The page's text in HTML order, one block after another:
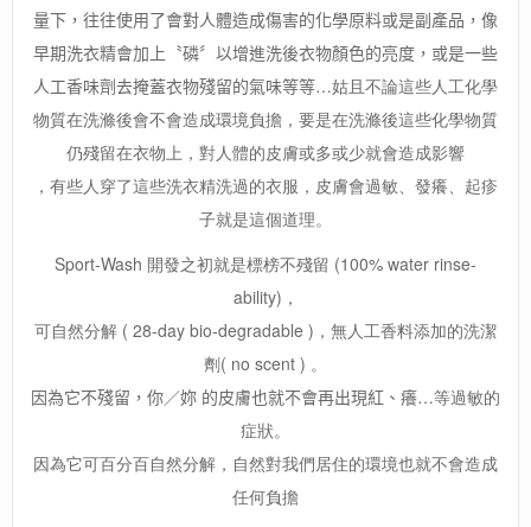
量下，往往使用了會對人體造成傷害的化學原料或是副產品，像
早期洗衣精會加上〝磷〞以增進洗後衣物顏色的亮度，或是一些
人工香味劑去掩蓋衣物殘留的氣味等等…姑且不論這些人工化學
物質在洗滌後會不會造成環境負擔，要是在洗滌後這些化學物質
仍殘留在衣物上，對人體的皮膚或多或少就會造成影響
，有些人穿了這些洗衣精洗過的衣服，皮膚會過敏、發癢、起疹
子就是這個道理。
Sport-Wash 開發之初就是標榜不殘留 (100% water rinse-
ability)，
可自然分解 ( 28-day bio-degradable )，無人工香料添加的洗潔
劑( no scent ) 。
因為它不殘留，你／妳 的皮膚也就不會再出現紅、癢…等過敏的
症狀。
因為它可百分百自然分解，自然對我們居住的環境也就不會造成
任何負擔